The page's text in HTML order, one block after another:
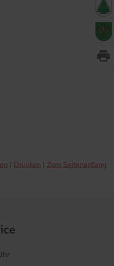
Drucken Zum Seitenanfang
print